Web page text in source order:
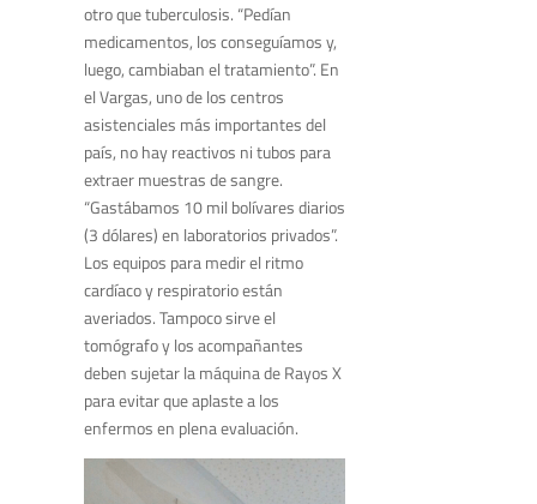
otro que tuberculosis. “Pedían
medicamentos, los conseguíamos y,
luego, cambiaban el tratamiento”. En
el Vargas, uno de los centros
asistenciales más importantes del
país, no hay reactivos ni tubos para
extraer muestras de sangre.
“Gastábamos 10 mil bolívares diarios
(3 dólares) en laboratorios privados”.
Los equipos para medir el ritmo
cardíaco y respiratorio están
averiados. Tampoco sirve el
tomógrafo y los acompañantes
deben sujetar la máquina de Rayos X
para evitar que aplaste a los
enfermos en plena evaluación.